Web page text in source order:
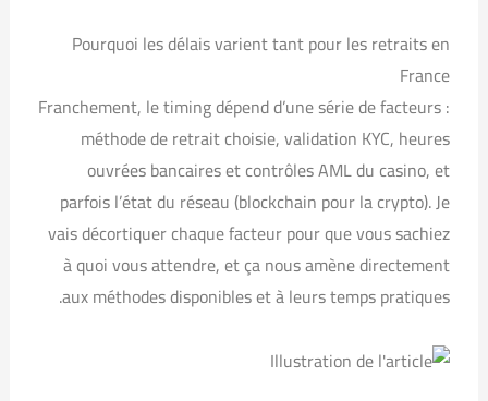
Pourquoi les délais varient tant pour les retraits en
France
Franchement, le timing dépend d’une série de facteurs :
méthode de retrait choisie, validation KYC, heures
ouvrées bancaires et contrôles AML du casino, et
parfois l’état du réseau (blockchain pour la crypto). Je
vais décortiquer chaque facteur pour que vous sachiez
à quoi vous attendre, et ça nous amène directement
aux méthodes disponibles et à leurs temps pratiques.